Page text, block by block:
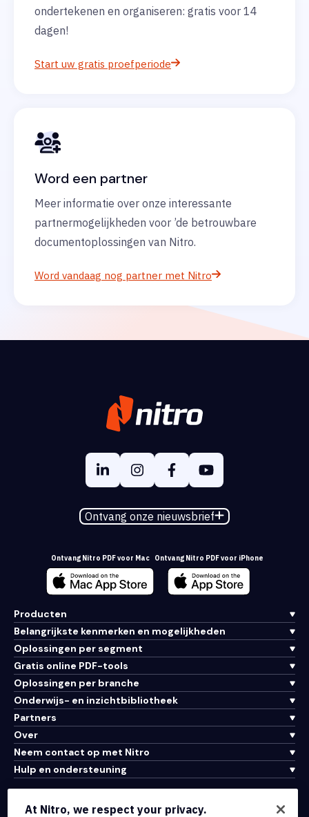
ondertekenen en organiseren: gratis voor 14
dagen!
Start uw gratis proefperiode
Word een partner
Meer informatie over onze interessante
partnermogelijkheden voor ’de betrouwbare
documentoplossingen van Nitro.
Word vandaag nog partner met Nitro
Ontvang onze nieuwsbrief
Ontvang Nitro PDF voor Mac Ontvang Nitro PDF voor iPhone
Producten
Belangrijkste kenmerken en mogelijkheden
Oplossingen per segment
Gratis online PDF-tools
Oplossingen per branche
Onderwijs- en inzichtbibliotheek
Partners
Over
Neem contact op met Nitro
Hulp en ondersteuning
Integraties en API-connectiviteit
At Nitro, we respect your privacy.